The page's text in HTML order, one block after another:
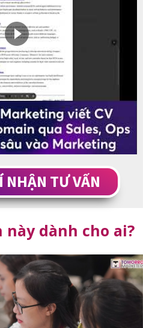
NHẬN TƯ VẤN
dành cho ai?